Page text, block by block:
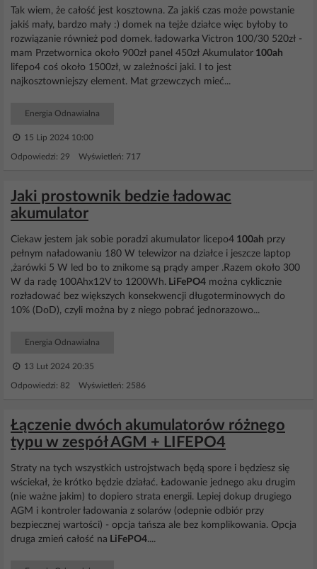
Tak wiem, że całość jest kosztowna. Za jakiś czas może powstanie
jakiś mały, bardzo mały :) domek na tejże działce więc byłoby to
rozwiązanie również pod domek. ładowarka Victron 100/30 520zł -
mam Przetwornica około 900zł panel 450zł Akumulator 100ah
lifepo4 coś około 1500zł, w zależności jaki. I to jest
najkosztowniejszy element. Mat grzewczych mieć...
Energia Odnawialna
15 Lip 2024 10:00
Odpowiedzi: 29 Wyświetleń: 717
Jaki prostownik bedzie ładowac
akumulator
Ciekaw jestem jak sobie poradzi akumulator licepo4 100ah przy
pełnym naładowaniu 180 W telewizor na działce i jeszcze laptop
,żarówki 5 W led bo to znikome są prądy amper .Razem około 300
W da radę 100Ahx12V to 1200Wh. LiFePO4 można cyklicznie
rozładować bez większych konsekwencji długoterminowych do
10% (DoD), czyli można by z niego pobrać jednorazowo...
Energia Odnawialna
13 Lut 2024 20:35
Odpowiedzi: 82 Wyświetleń: 2586
Łączenie dwóch akumulatorów różnego
typu w zespół AGM + LIFEPO4
Straty na tych wszystkich ustrojstwach będą spore i będziesz się
wściekał, że krótko będzie działać. Ładowanie jednego aku drugim
(nie ważne jakim) to dopiero strata energii. Lepiej dokup drugiego
AGM i kontroler ładowania z solarów (odepnie odbiór przy
bezpiecznej wartości) - opcja tańsza ale bez komplikowania. Opcja
druga zmień całość na LiFePO4....